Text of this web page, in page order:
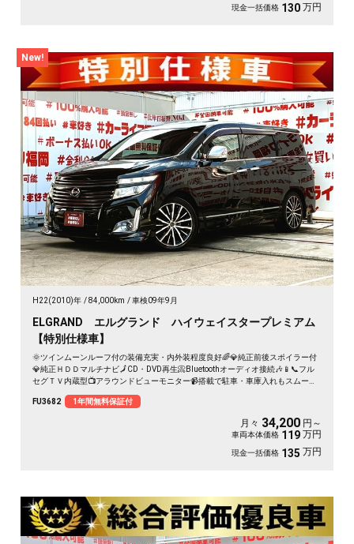
現金一括価格 130 万円
New!
H22(2010)年 84,000km 車検09年9月
ELGRAND エルグランド ハイウェイスタープレミアム
【特別仕様車】
🌞ツインムーンルーフ付の装備充実・内外装程度良好🌈💎純正前後スポイラー付
💎純正ＨＤＤマルチナビ🗾CD・DVD再生📀Bluetoothオーディオ接続🎶📱📞フル
セグＴＶ内蔵型📺アラウンドビューモニター📹搭載で駐車・車庫入れもスムーズ
リップダウンモニター搭載📺🚗両側パワースライドドアー・楽々ワンプッシュボ
FU3682 1年間無料保証付
月々 34,200 円～
車両本体価格 119 万円
現金一括価格 135 万円